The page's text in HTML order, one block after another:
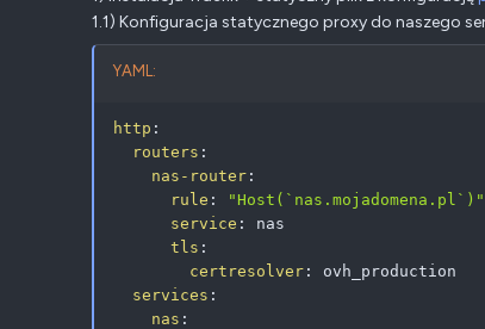
1.1) Konfiguracja statycznego proxy do naszego
YAML:
http :
routers :
nas-router :
rule :
"Host(`nas.mojadomena.pl`)"
service :
nas
tls :
certresolver :
ovh_production
services :
nas :